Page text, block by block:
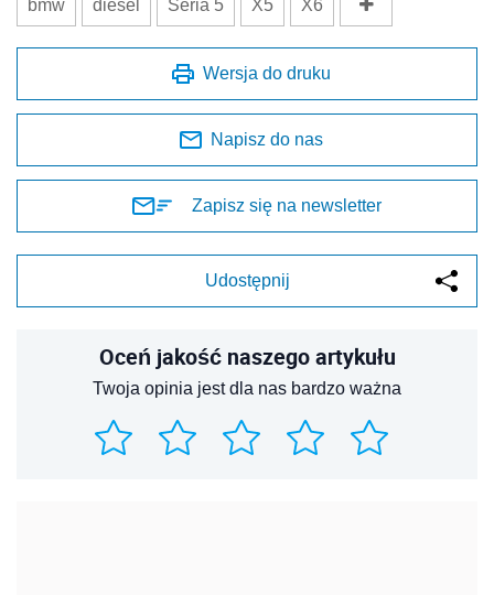
bmw diesel Seria 5 X5 X6
Wersja do druku
Napisz do nas
Zapisz się na newsletter
Udostępnij
Oceń jakość naszego artykułu
Twoja opinia jest dla nas bardzo ważna